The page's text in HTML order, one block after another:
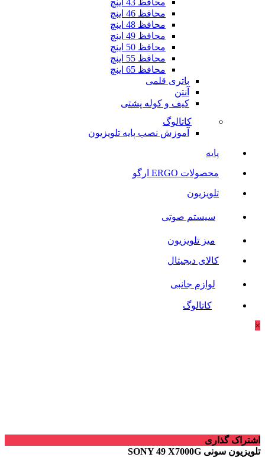
محافظ 46 اینچ
محافظ 48 اینچ
محافظ 49 اینچ
محافظ 50 اینچ
محافظ 55 اینچ
محافظ 65 اینچ
باتری قلمی
آنتن
کیف و کوله پشتی
کاتالوگ
آموزش نصب پایه تلویزیون
پایه
محصولات ERGO ارگو
تلویزیون
سیستم صوتی
میز تلویزیون
کالای دیجیتال
لوازم جانبی
کاتالوگ
×
اشتراک گذاری
تلویزیون سونی SONY 49 X7000G